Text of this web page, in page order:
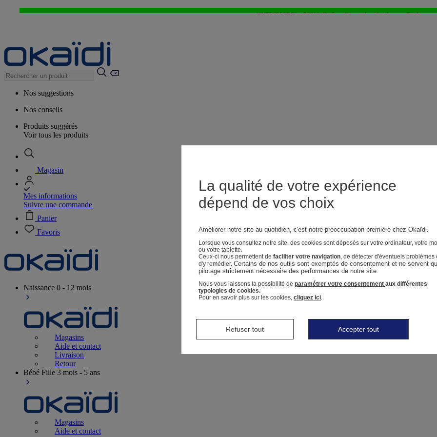
EXCLU WEB : - 20%* dès 3 articles achetés > j'en profite !
Nos suggestions
Nos conseils
Produits suggérés
Voir tous les produits
Magasin
Mes informations
Suivre une commande
Panier
Favoris
Naissance 0 - 12 mois
Magasins
Aide et contact
Livraison
Retour
Bébé Fille 3 mois - 5 ans
Magasins
Aide et contact
La qualité de votre expérience
dépend de vos choix
Améliorer notre site au quotidien, c'est notre préoccupation première chez Okaïdi.
Lorsque vous consultez notre site, des cookies sont déposés sur votre ordinateur, votre
ou votre tablette.
Ceux-ci nous permettent de faciliter votre navigation, de détecter d'éventuels problèmes
d'y remédier. Certains de nos outils sont exemptés de consentement et ne servent
pilotage strictement nécessaire des performances de notre site.
Nous vous laissons la possibilité de paramétrer votre consentement aux différentes
typologies de cookies.
Pour en savoir plus sur les cookies, cliquez ici.
Refuser tout Accepter tout